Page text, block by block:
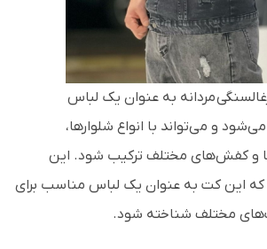
مردانه به عنوان یک لباس
و می‌تواند با انواع شلوارها،
و کفش‌های مختلف ترکیب شود. این
این کت به عنوان یک لباس مناسب برای
مختلف شناخته شود.